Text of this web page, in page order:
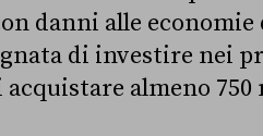
danni alle economie
di investire nei
almeno